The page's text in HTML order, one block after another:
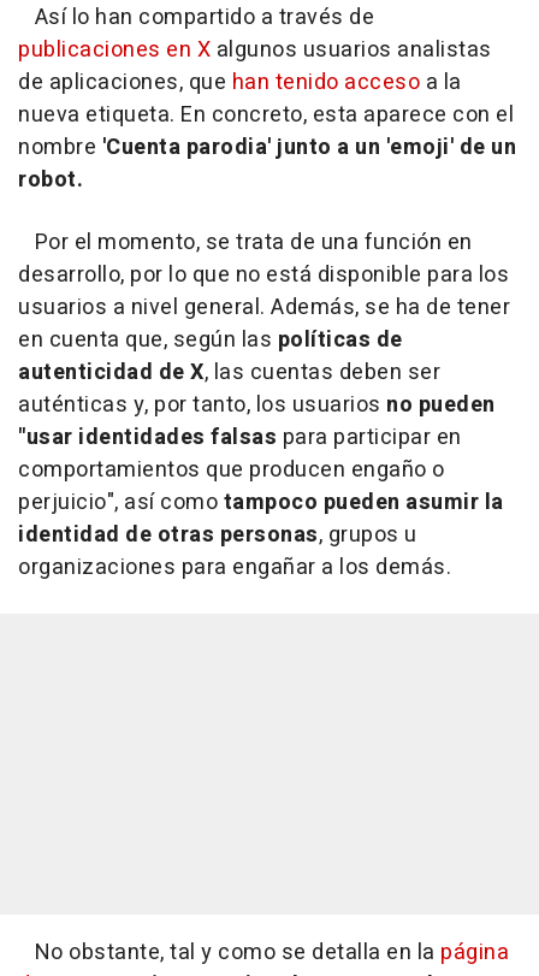
Así lo han compartido a través de
publicaciones en X algunos usuarios analistas
de aplicaciones, que han tenido acceso a la
nueva etiqueta. En concreto, esta aparece con el
nombre 'Cuenta parodia' junto a un 'emoji' de un
robot.
Por el momento, se trata de una función en
desarrollo, por lo que no está disponible para los
usuarios a nivel general. Además, se ha de tener
en cuenta que, según las políticas de
autenticidad de X, las cuentas deben ser
auténticas y, por tanto, los usuarios no pueden
"usar identidades falsas para participar en
comportamientos que producen engaño o
perjuicio", así comotampoco pueden asumir la
identidad de otras personas, grupos u
organizaciones para engañar a los demás.
No obstante, tal y como se detalla en la página